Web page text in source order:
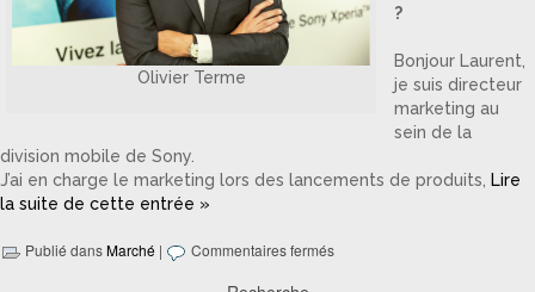
Olivier Terme
?
Bonjour Laurent,
je suis directeur
marketing au
sein de la
division mobile de Sony.
J’ai en charge le marketing lors des lancements de produits,
Lire
la suite de cette entrée »
Publié dansMarché | Commentaires fermés